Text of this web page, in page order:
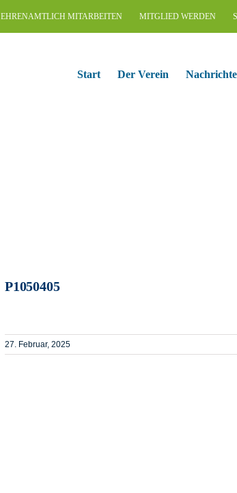
EHRENAMTLICH MITARBEITEN MITGLIED WERDEN
Start Der Verein
P1050405
27. Februar, 2025